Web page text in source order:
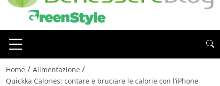
Home / Alimentazione /
Quickka Calories: contare e bruciare le calorie con l’iPhone